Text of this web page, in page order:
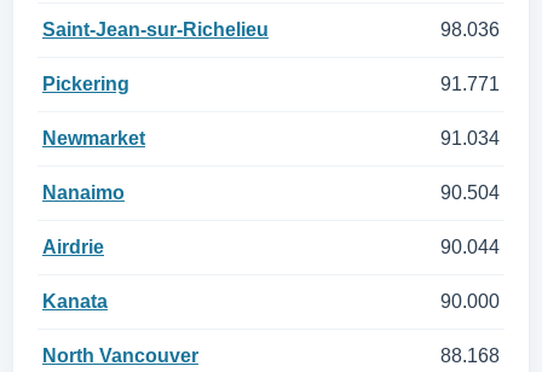
Saint-Jean-sur-Richelieu 98.036
Pickering 91.771
Newmarket 91.034
Nanaimo 90.504
Airdrie 90.044
Kanata 90.000
North Vancouver 88.168